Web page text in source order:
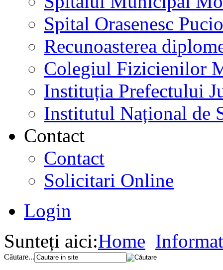
Spital Orasenesc
Recunoasterea
Colegiul Fizicienilor
Instituția Prefectului
Institutul Național de
Contact
Contact
Solicitari Online
Login
Sunteți aici:Home
Căutare...